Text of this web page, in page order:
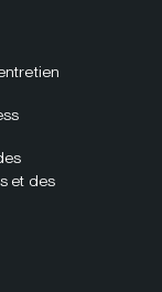
et des